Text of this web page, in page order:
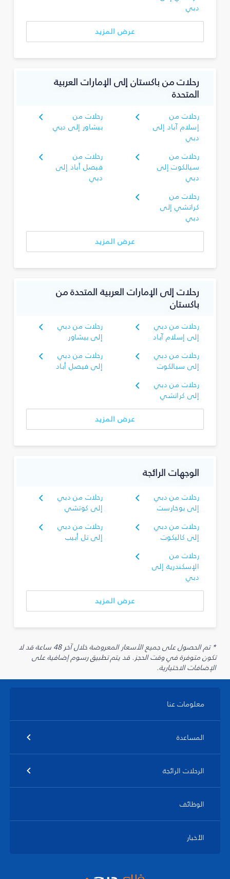
دبي
عرض المزيد
رحلات من باكستان إلى الإمارات العربية
المتحدة
رحلات من
إسلام آباد إلى
دبي
رحلات من
بيشاور إلى دبي
رحلات من
سيالكوت إلى
دبي
رحلات من
فيصل أباد إلى
دبي
رحلات من
كراتشي إلى
دبي
عرض المزيد
رحلات إلى الإمارات العربية المتحدة من
باكستان
رحلات من دبي
إلى إسلام آباد
رحلات من دبي
إلى بيشاور
رحلات من دبي
إلى سيالكوت
رحلات من دبي
إلى فيصل أباد
رحلات من دبي
إلى كراتشي
عرض المزيد
الوجهات الرائجة
رحلات من دبي
إلى بوخارست
رحلات من دبي
إلى كوتشي
رحلات من دبي
إلى كاليكوت
رحلات من دبي
إلى تل أبيب
رحلات من
الإسكندرية إلى
دبي
عرض المزيد
* تم الحصول على جميع الأسعار المعروضة خلال آخر 48 ساعة قد لا
تكون متوفرة في وقت الحجز. قد يتم تطبيق رسوم إضافية على
الإضافات الاختيارية.
معلومات عنا
المساعدة
الرحلات الرائجة
الوظائف
الأخبار